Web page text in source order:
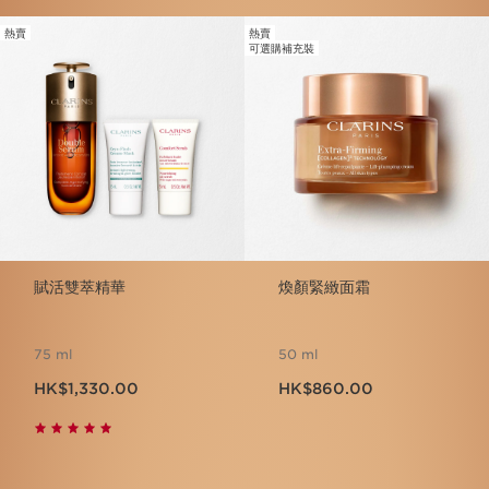
熱賣
賦活雙萃精華
75 ml
HK$1,330.00
熱賣
可選購補充裝
煥顏緊緻面霜
50 ml
HK$860.00